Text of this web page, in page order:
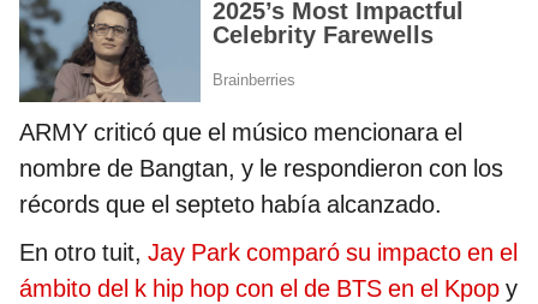
ARMY criticó que el músico mencionara el
nombre de Bangtan, y le respondieron con los
récords que el septeto había alcanzado.
En otro tuit, Jay Park comparó su impacto en el
ámbito del k hip hop con el de BTS en el Kpop y